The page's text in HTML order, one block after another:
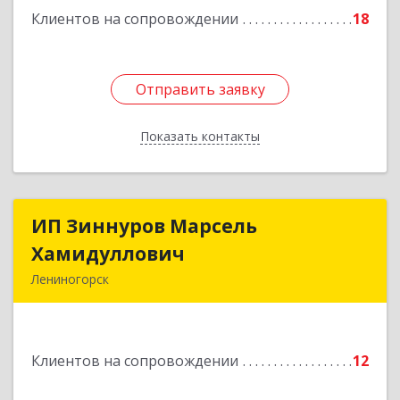
Клиентов на сопровождении 18
Отправить заявку
Показать контакты
Подробнее
Отправить заявку
Назад
ИП Зиннуров Марсель
Хамидуллович
Лениногорск
Клиентов на сопровождении 12
ИП Зиннуров Марсель
Подробнее